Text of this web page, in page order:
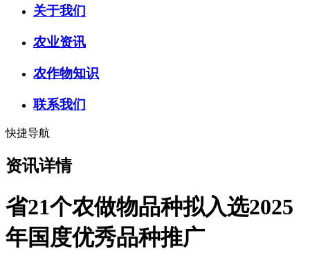
关于我们
农业资讯
农作物知识
联系我们
快捷导航
资讯详情
省21个农做物品种拟入选2025
年国度优秀品种推广